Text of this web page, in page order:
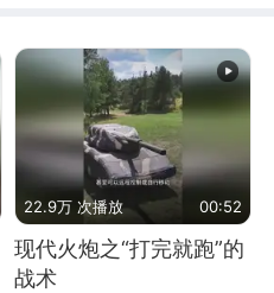
22.9万 次播放 00:52
现代火炮之“打完就跑”的
战术